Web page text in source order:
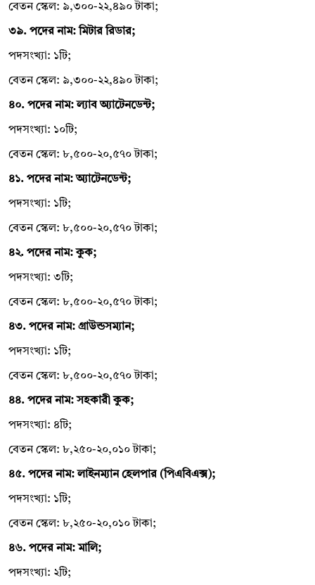
বেতন স্কেল: ৯,৩০০-২২,৪৯০ টাকা;
৩৯. পদের নাম: মিটার রিডার;
পদসংখ্যা: ১টি;
বেতন স্কেল: ৯,৩০০-২২,৪৯০ টাকা;
৪০. পদের নাম: ল্যাব অ্যাটেনডেন্ট;
পদসংখ্যা: ১০টি;
বেতন স্কেল: ৮,৫০০-২০,৫৭০ টাকা;
৪১. পদের নাম: অ্যাটেনডেন্ট;
পদসংখ্যা: ১টি;
বেতন স্কেল: ৮,৫০০-২০,৫৭০ টাকা;
৪২. পদের নাম: কুক;
পদসংখ্যা: ৩টি;
বেতন স্কেল: ৮,৫০০-২০,৫৭০ টাকা;
৪৩. পদের নাম: গ্রাউন্ডসম্যান;
পদসংখ্যা: ১টি;
বেতন স্কেল: ৮,৫০০-২০,৫৭০ টাকা;
৪৪. পদের নাম: সহকারী কুক;
পদসংখ্যা: ৪টি;
বেতন স্কেল: ৮,২৫০-২০,০১০ টাকা;
৪৫. পদের নাম: লাইনম্যান হেলপার (পিএবিএক্স);
পদসংখ্যা: ১টি;
বেতন স্কেল: ৮,২৫০-২০,০১০ টাকা;
৪৬. পদের নাম: মালি;
পদসংখ্যা: ২টি;